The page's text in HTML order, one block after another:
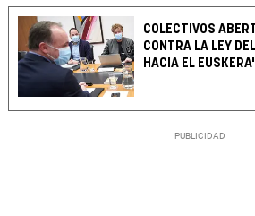
COLECTIVOS
CONTRA LA LEY
HACIA EL